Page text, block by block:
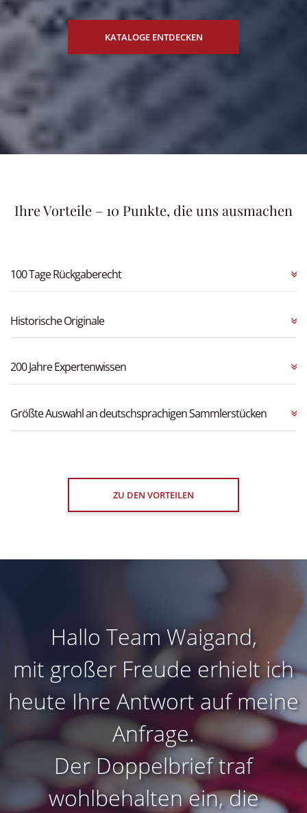
KATALOGE ENTDECKEN
Ihre Vorteile – 10 Punkte, die uns ausmachen
100 Tage Rückgaberecht
Historische Originale
200 Jahre Expertenwissen
Größte Auswahl an deutschsprachigen Sammlerstücken
ZU DEN VORTEILEN
Hallo Team Waigand,
mit großer Freude erhielt ich
heute Ihre Antwort auf meine
Anfrage.
Der Doppelbrief traf
wohlbehalten ein, die